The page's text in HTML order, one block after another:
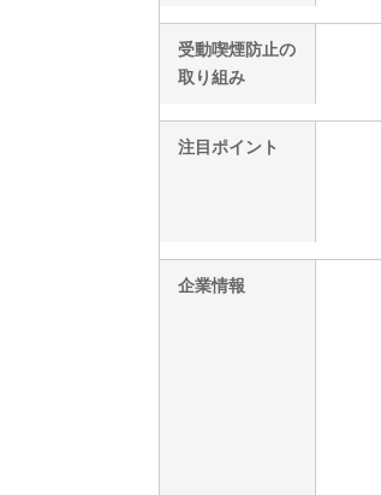
受動喫煙防止の
取り組み
注目ポイント
企業情報